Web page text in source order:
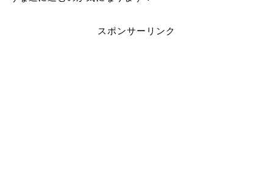
スポンサーリンク